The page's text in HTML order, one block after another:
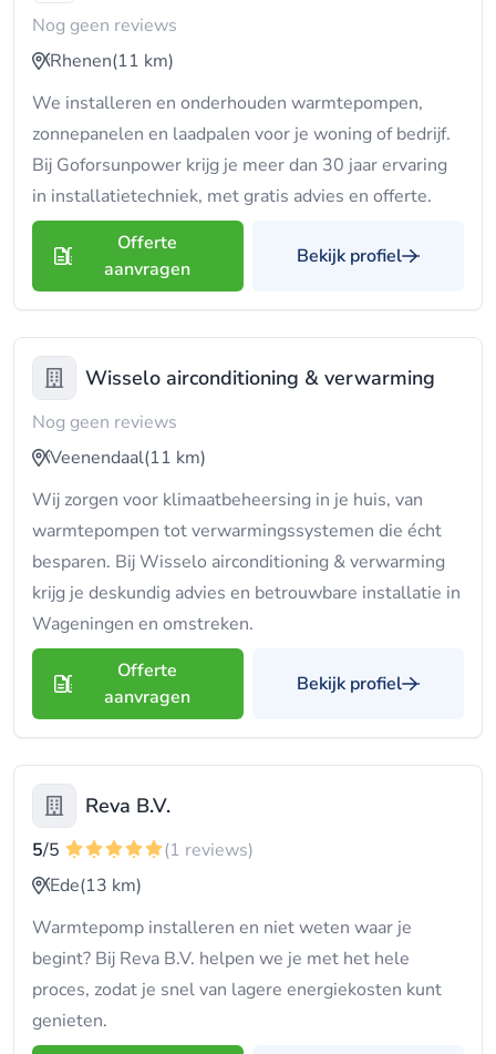
Nog geen reviews
Rhenen(11 km)
We installeren en onderhouden warmtepompen,
zonnepanelen en laadpalen voor je woning of bedrijf.
Bij Goforsunpower krijg je meer dan 30 jaar ervaring
in installatietechniek, met gratis advies en offerte.
Offerte
aanvragen
Bekijk profiel
Wisselo airconditioning & verwarming
Nog geen reviews
Veenendaal(11 km)
Wij zorgen voor klimaatbeheersing in je huis, van
warmtepompen tot verwarmingssystemen die écht
besparen. Bij Wisselo airconditioning & verwarming
krijg je deskundig advies en betrouwbare installatie in
Wageningen en omstreken.
Offerte
aanvragen
Bekijk profiel
Reva B.V.
5/5
(1 reviews)
Ede(13 km)
Warmtepomp installeren en niet weten waar je
begint? Bij Reva B.V. helpen we je met het hele
proces, zodat je snel van lagere energiekosten kunt
genieten.